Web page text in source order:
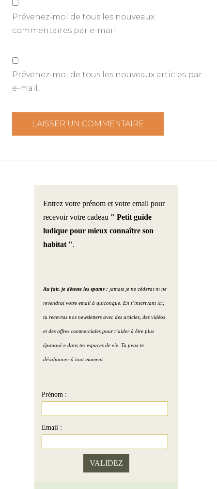
Prévenez-moi de tous les nouveaux
commentaires par e-mail.
Prévenez-moi de tous les nouveaux articles par
e-mail.
Entrez votre prénom et votre email pour
recevoir votre cadeau " Petit guide
ludique pour mieux connaître son
habitat ".
Au fait, je déteste les spams : jamais je ne céderai ni ne
revendrai votre email à quiconque. En t’inscrivant ici,
tu recevras nos newsletters avec des articles, des vidéos
et des offres commerciales pour t’aider à être plus
épanoui-e dans tes espaces de vie. Tu peux te
désabonner à tout moment.
Prénom :
Email :